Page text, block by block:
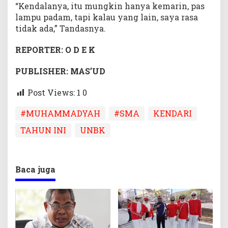
“Kendalanya, itu mungkin hanya kemarin, pas
lampu padam, tapi kalau yang lain, saya rasa
tidak ada,” Tandasnya.
REPORTER: O D E K
PUBLISHER: MAS’UD
Post Views: 1 0
#MUHAMMADYAH
#SMA
KENDARI
TAHUN INI
UNBK
Baca juga